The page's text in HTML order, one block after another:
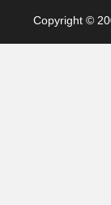
Copyright ©